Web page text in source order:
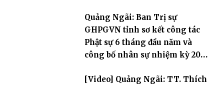
Quảng Ngãi: Ban Trị sự
GHPGVN tỉnh sơ kết công tác
Phật sự 6 tháng đầu năm và
công bố nhân sự nhiệm kỳ 2026
[Video] Quảng Ngãi: TT. Thích